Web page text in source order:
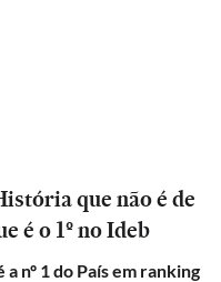
que não é de
é o 1º no Ideb
nº 1 do País em ranking